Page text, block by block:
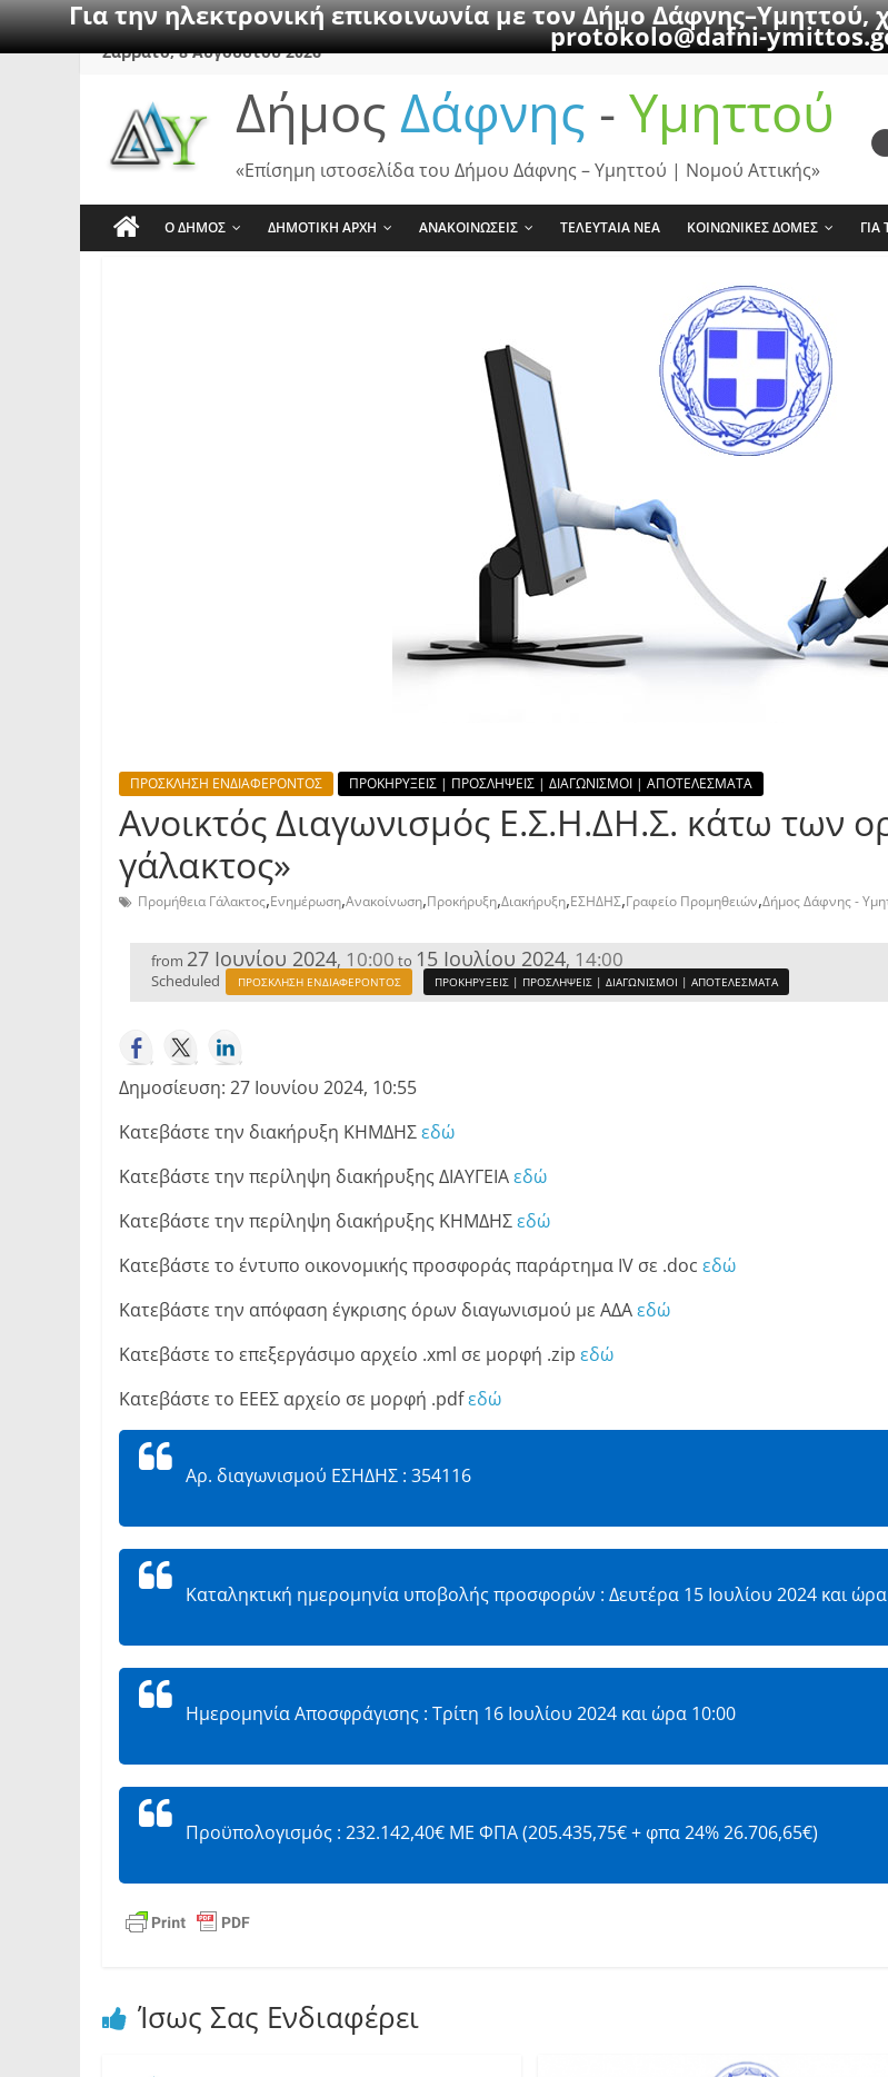
Για την ηλεκτρονική επικοινωνία με τον Δήμο
protokolo@dafni-
SkipΣάββατο, 8 Αυγούστου 2026
Δήμος Δάφνης - Υμηττού
«Επίσημη ιστοσελίδα του Δήμου Δάφνης – Υμηττού | Νομού Αττικής»
Ο ΔΗΜΟΣ ΔΗΜΟΤΙΚΗ ΑΡΧΗ ΑΝΑΚΟΙΝΩΣΕΙΣ ΤΕΛΕΥΤΑΙΑ ΝΕΑ ΚΟΙΝΩΝΙΚΕΣ ΔΟΜΕΣ
ΠΡΟΣΚΛΗΣΗ ΕΝΔΙΑΦΕΡΟΝΤΟΣ ΠΡΟΚΗΡΥΞΕΙΣ | ΠΡΟΣΛΗΨΕΙΣ | ΔΙΑΓΩΝΙΣΜΟΙ | ΑΠΟΤΕΛΕΣΜΑΤΑ
Ανοικτός Διαγωνισμός Ε.Σ.Η.ΔΗ.Σ. κάτω των
γάλακτος»
Προμήθεια Γάλακτος,Ενημέρωση,Ανακοίνωση,Προκήρυξη,Διακήρυξη,ΕΣΗΔΗΣ,Γραφείο Προμηθειών,Δήμος Δάφνης -
from 27 Ιουνίου 2024, 10:00 to 15 Ιουλίου 2024, 14:00
Scheduled ΠΡΟΣΚΛΗΣΗ ΕΝΔΙΑΦΕΡΟΝΤΟΣ ΠΡΟΚΗΡΥΞΕΙΣ | ΠΡΟΣΛΗΨΕΙΣ | ΔΙΑΓΩΝΙΣΜΟΙ | ΑΠΟΤΕΛΕΣΜΑΤΑ
Δημοσίευση: 27 Ιουνίου 2024, 10:55
Κατεβάστε την διακήρυξη ΚΗΜΔΗΣεδώ
Κατεβάστε την περίληψη διακήρυξης ΔΙΑΥΓΕΙΑεδώ
Κατεβάστε την περίληψη διακήρυξης ΚΗΜΔΗΣεδώ
Κατεβάστε το έντυπο οικονομικής προσφοράς παράρτημα IV σε .doc εδώ
Κατεβάστε την απόφαση έγκρισης όρων διαγωνισμού με ΑΔΑεδώ
Κατεβάστε το επεξεργάσιμο αρχείο .xml σε μορφή .zip εδώ
Κατεβάστε το ΕΕΕΣ αρχείο σε μορφή .pdfεδώ
Αρ. διαγωνισμού ΕΣΗΔΗΣ : 354116
Καταληκτική ημερομηνία υποβολής προσφορών : Δευτέρα 15 Ιουλίου 2024 και
Ημερομηνία Αποσφράγισης : Τρίτη 16 Ιουλίου 2024 και ώρα 10:00
Προϋπολογισμός : 232.142,40€ ΜΕ ΦΠΑ (205.435,75€ + φπα 24% 26.706,65€)
Ίσως Σας Ενδιαφέρει